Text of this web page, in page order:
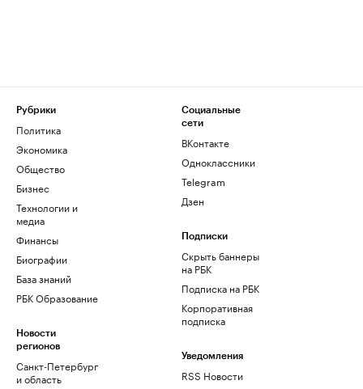
Рубрики
Политика
Экономика
Общество
Бизнес
Технологии и
медиа
Финансы
Биографии
База знаний
РБК Образование
Новости
регионов
Санкт-Петербург
и область
Социальные
сети
ВКонтакте
Одноклассники
Telegram
Дзен
Подписки
Скрыть баннеры
на РБК
Подписка на РБК
Корпоративная
подписка
Уведомления
RSS Новости